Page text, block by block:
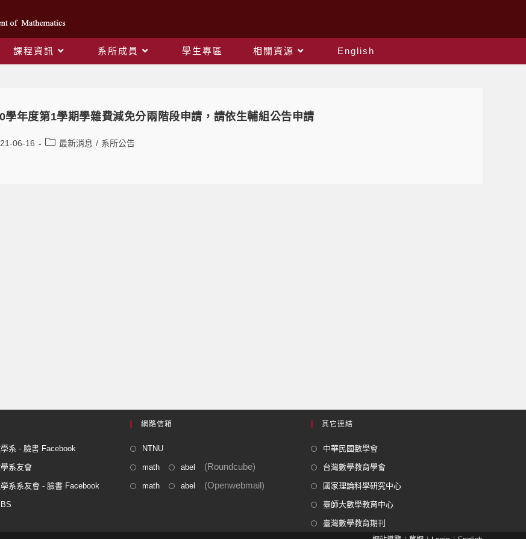
課程資訊 系所成員 學生專區 相關資源
English
學年度第1學期學雜費減免分兩階段申請，請依生輔組公告申請
06-16 最新消息 / 系所公告
系 - 臉書 Facebook
系友會
系系友會 - 臉書 Facebook
網路信箱
NTNU
math abel (Roundcube)
math abel (Openwebmail)
其它連結
中華民國數學會
台灣數學教育學會
國家理論科學研究中心
臺師大數學教育中心
臺灣數學教育期刊